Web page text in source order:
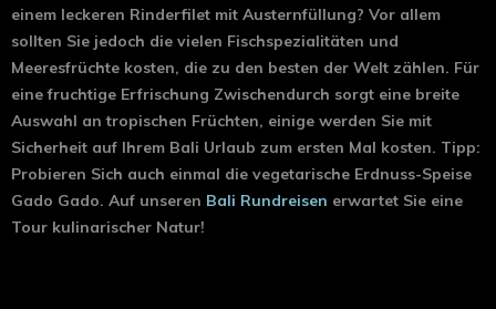
einem leckeren Rinderfilet mit Austernfüllung? Vor allem
sollten Sie jedoch die vielen Fischspezialitäten und
Meeresfrüchte kosten, die zu den besten der Welt zählen. Für
eine fruchtige Erfrischung Zwischendurch sorgt eine breite
Auswahl an tropischen Früchten, einige werden Sie mit
Sicherheit auf Ihrem Bali Urlaub zum ersten Mal kosten. Tipp:
Probieren Sich auch einmal die vegetarische Erdnuss-Speise
Gado Gado. Auf unseren Bali Rundreisen erwartet Sie eine
Tour kulinarischer Natur!